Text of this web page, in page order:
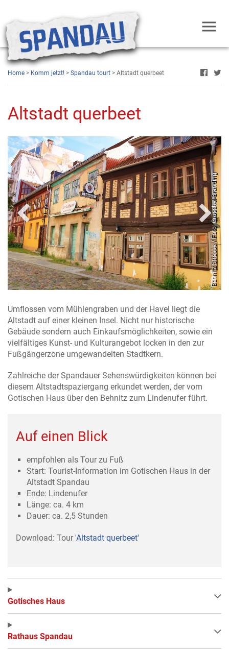
Home > Komm jetzt! > Spandau tourt > Altstadt querbeet
Altstadt querbeet
Behnitz Strasse / Foto: Gröschel Branding
Umflossen vom Mühlengraben und der Havel liegt die
Altstadt auf einer kleinen Insel. Nicht nur historische
Gebäude sondern auch Einkaufsmöglichkeiten, sowie ein
vielfältiges Kunst- und Kulturangebot locken in den zur
Fußgängerzone umgewandelten Stadtkern.
Zahlreiche der Spandauer Sehenswürdigkeiten können bei
diesem Altstadtspaziergang erkundet werden, der vom
Gotischen Haus über den Behnitz zum Lindenufer führt.
Auf einen Blick
empfohlen als Tour zu Fuß
Start: Tourist-Information im Gotischen Haus in der
Altstadt Spandau
Ende: Lindenufer
Länge: ca. 4 km
Dauer: ca. 2,5 Stunden
Download: Tour'Altstadt querbeet'
Gotisches Haus
Rathaus Spandau